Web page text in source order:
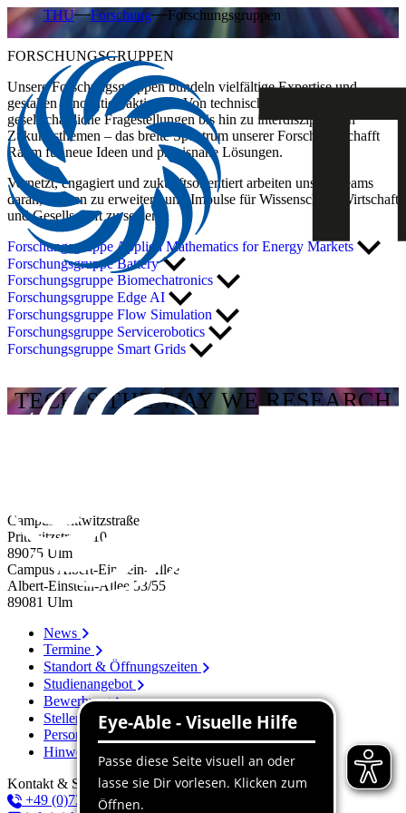
THU Forschung Forschungsgruppen
FORSCHUNGSGRUPPEN
Unsere Forschungsgruppen bündeln vielfältige Expertise und
gestalten Innovation aktiv mit. Von technischen Entwicklungen über
gesellschaftliche Fragestellungen bis hin zu interdisziplinären
Zukunftsthemen – das breite Spektrum unserer Forschung schafft
Raum für neue Ideen und praxisnahe Lösungen.
Vernetzt, engagiert und zukunftsorientiert arbeiten unsere Teams
daran, Wissen zu erweitern und Impulse für Wissenschaft, Wirtschaft
und Gesellschaft zu setzen.
Forschungsgruppe Applied Mathematics for Energy Markets
Forschungsgruppe Battery
Forschungsgruppe Biomechatronics
Forschungsgruppe Edge AI
Forschungsgruppe Flow Simulation
Forschungsgruppe Servicerobotics
Forschungsgruppe Smart Grids
TECH´S THE WAY WE RESEARCH
Campus Prittwitzstraße
Prittwitzstraße 10
89075 Ulm
Campus Albert-Einstein-Allee
Albert-Einstein-Allee 53/​55
89081 Ulm
News
Termine
Standort & Öffnungszeiten
Studienangebot
Bewerbung
Stellenangebote
Personenverzeichnis
Hinweissystem
Kontakt & Service
+49 (0)731 96537-100